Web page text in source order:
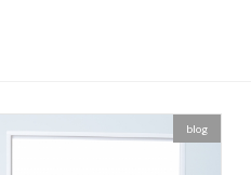
blog